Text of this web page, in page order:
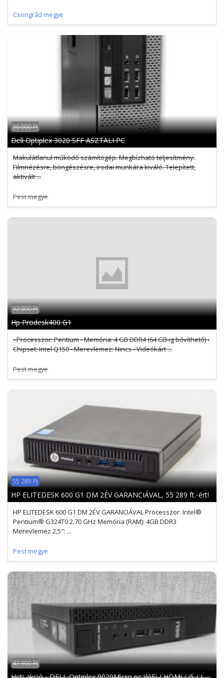
Csongrád megye
36 000 Ft
Dell Optiplex 3020 SFF ASZTALI PC
Makulátlanul működő számítógép. Megbízható teljesítmény.
Filmnézésre, böngészésre, irodai munkára kiváló. Telepített,
aktivált ...
Pest megye
32 000 Ft
Hp Prodesk400 G1
- Processzor: Pentium - Memória: 4 GB DDR4 (64 GB-ig bővíthető) -
Chipset: Intel Q150 - Merevlemez: Nincs - Videókárt ...
Pest megye
55 289 Ft
HP ELITEDESK 600 G1 DM 2ÉV GARANCIÁVAL, 55 289 ft.-ért!
HP ELITEDESK 600 G1 DM 2ÉV GARANCIÁVAL Processzor: Intel®
Pentium® G324T0 2.70 GHz Memória (RAM): 4GB DDR3
Merevlemez 2,5": ...
Pest megye
47 900 Ft